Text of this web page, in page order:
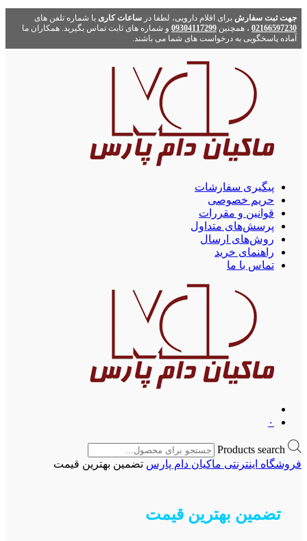
جهت ثبت سفارش برای اقلام دارویی، لطفا در ساعات کاری با شماره تلفن های
02166597230 ، همچنین 09304117299 و شماره های ثابت تماس بگیرید. همکاران ما
آماده پاسخگویی به درخواست های شما می باشند.
پیگیری سفارشات
حریم خصوصی
قوانین و مقررات
پرسش‌های متداول
روش‌های ارسال
راهنمای خرید
تماس با ما
۰
Products search
فروشگاه اینترنتی ماکیان دام پارس تضمین بهترین قیمت
تضمین بهترین قیمت